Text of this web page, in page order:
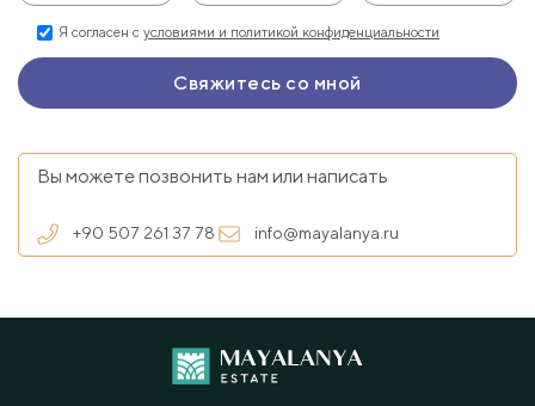
Я согласен с условиями и политикой конфиденциальности
Вы можете позвонить нам или написать
+90 507 261 37 78 info@mayalanya.ru